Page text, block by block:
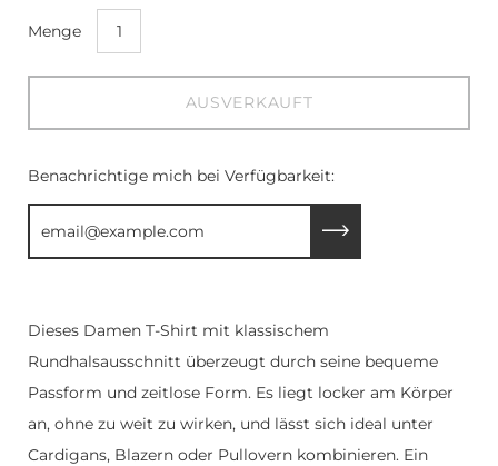
Menge
AUSVERKAUFT
Benachrichtige mich bei Verfügbarkeit:
Einsenden
Dieses Damen T-Shirt mit klassischem
Rundhalsausschnitt überzeugt durch seine bequeme
Passform und zeitlose Form. Es liegt locker am Körper
an, ohne zu weit zu wirken, und lässt sich ideal unter
Cardigans, Blazern oder Pullovern kombinieren. Ein